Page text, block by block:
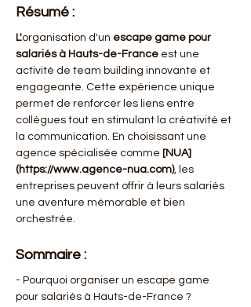
Résumé :
L'organisation d'un escape game pour
salariés à Hauts-de-France est une
activité de team building innovante et
engageante. Cette expérience unique
permet de renforcer les liens entre
collègues tout en stimulant la créativité et
la communication. En choisissant une
agence spécialisée comme [NUA]
(https://www.agence-nua.com), les
entreprises peuvent offrir à leurs salariés
une aventure mémorable et bien
orchestrée.
Sommaire :
- Pourquoi organiser un escape game
pour salariés à Hauts-de-France ?